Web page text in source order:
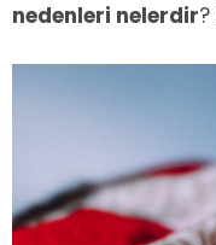
nedenleri nelerdir?